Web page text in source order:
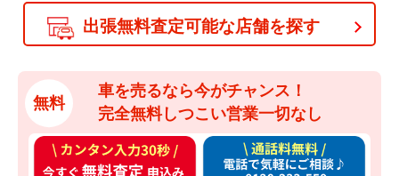
出張無料査定可能な店舗を探す
無料
車を売るなら今がチャンス！
完全無料しつこい営業一切なし
カ
ン
通